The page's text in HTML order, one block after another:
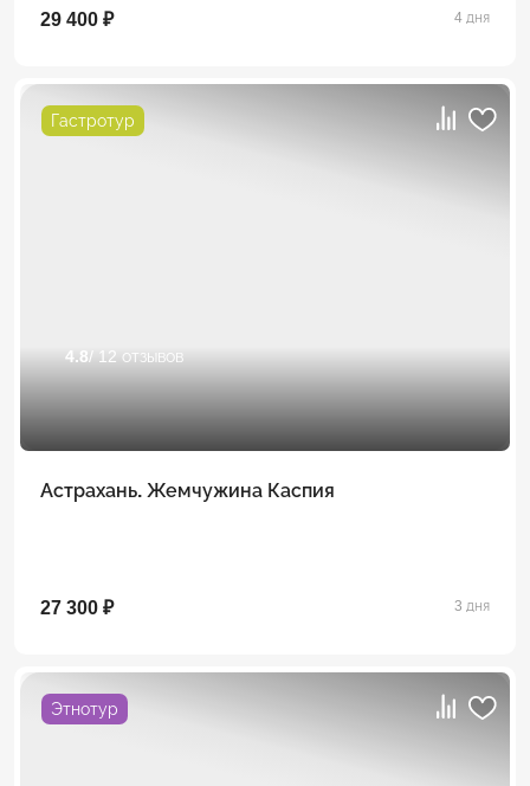
29 400 ₽ 4 дня
Гастротур
4.8/ 12 отзывов
Астрахань. Жемчужина Каспия
27 300 ₽ 3 дня
Этнотур